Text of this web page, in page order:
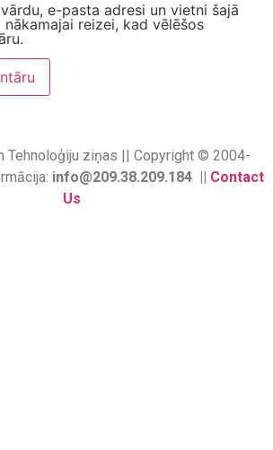
e-pasta adresi un vietni šajā
reizei, kad vēlēšos
Tehnoloģiju ziņas || Copyright © 2004-
info@209.38.209.184 || Contact
Us